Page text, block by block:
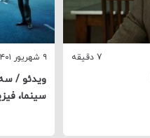
7 دقیقه ۹ شهریور ۱۴۰۱
ویدئو / سه
سینما،